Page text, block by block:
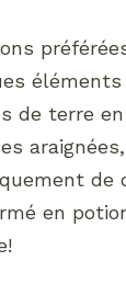
de terre
de
en